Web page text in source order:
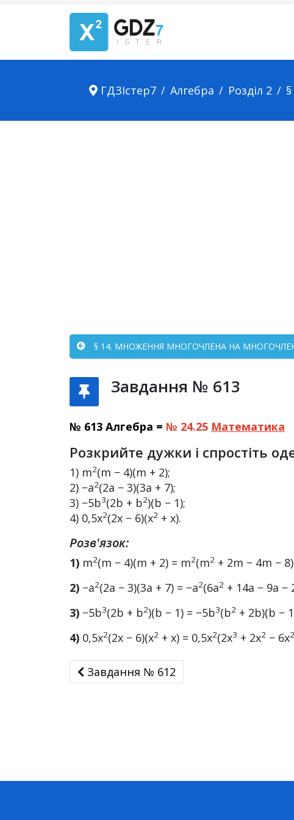
ГДЗІстер7 Алгебра Розділ 2
§ 14. МНОЖЕННЯ МНОГОЧЛЕНА НА
Завдання № 613
№ 613 Алгебра = № 24.25 Математика
Розкрийте дужки і спростіть
1) m2(m − 4)(m + 2);
2) −a2(2a − 3)(3a + 7);
3) −5b3(2b + b2)(b − 1);
4) 0,5x2(2x − 6)(x2 + x).
Розв'язок:
1) m2(m − 4)(m + 2) = m2(m2 + 2m − 4m −
2) −a2(2a − 3)(3a + 7) = −a2(6a2 + 14a − 9a −
3) −5b3(2b + b2)(b − 1) = −5b3(b2 + 2b)(b −
4) 0,5x2(2x − 6)(x2 + x) = 0,5x2(2x3 + 2x2 − 6x2
Завдання № 612
Завдання № 612